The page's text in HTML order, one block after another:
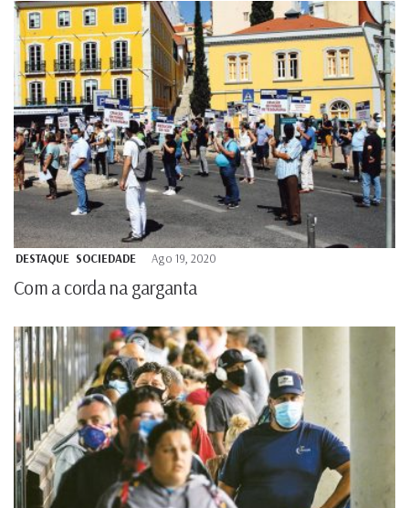
DESTAQUE SOCIEDADE Ago 19, 2020
Com a corda na garganta